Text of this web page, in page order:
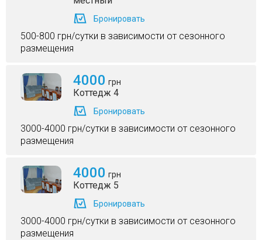
Бронировать
500-800 грн/сутки в зависимости от сезонного
размещения
4000 грн
Коттедж 4
Бронировать
3000-4000 грн/сутки в зависимости от сезонного
размещения
4000 грн
Коттедж 5
Бронировать
3000-4000 грн/сутки в зависимости от сезонного
размещения